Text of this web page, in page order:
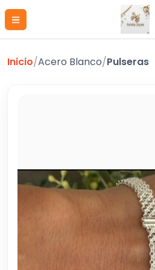
Inicio/Acero Blanco/Pulseras